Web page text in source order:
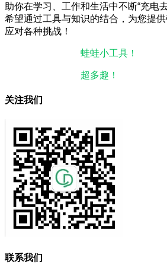
助你在学习、工作和生活中不断“充电
希望通过工具与知识的结合，为您提
应对各种挑战！
蛙蛙小工具！
超多趣！
关注我们
联系我们